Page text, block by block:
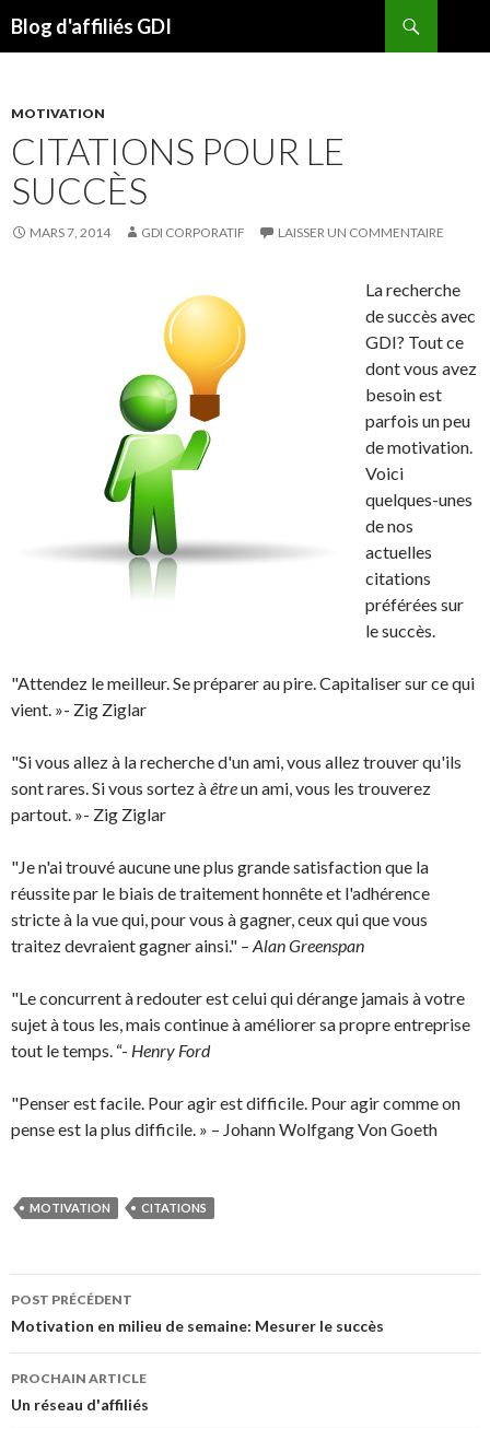
Blog d'affiliés GDI
MOTIVATION
CITATIONS POUR LE
SUCCÈS
MARS 7, 2014 GDI CORPORATIF LAISSER UN COMMENTAIRE
La recherche
de succès avec
GDI? Tout ce
dont vous avez
besoin est
parfois un peu
de motivation.
Voici
quelques-unes
de nos
actuelles
citations
préférées sur
le succès.
"Attendez le meilleur. Se préparer au pire. Capitaliser sur ce qui
vient. »- Zig Ziglar
"Si vous allez à la recherche d'un ami, vous allez trouver qu'ils
sont rares. Si vous sortez àêtreun ami, vous les trouverez
partout. »- Zig Ziglar
"Je n'ai trouvé aucune une plus grande satisfaction que la
réussite par le biais de traitement honnête et l'adhérence
stricte à la vue qui, pour vous à gagner, ceux qui que vous
traitez devraient gagner ainsi." – Alan Greenspan
"Le concurrent à redouter est celui qui dérange jamais à votre
sujet à tous les, mais continue à améliorer sa propre entreprise
tout le temps. “- Henry Ford
"Penser est facile. Pour agir est difficile. Pour agir comme on
pense est la plus difficile. » – Johann Wolfgang Von Goeth
MOTIVATION CITATIONS
Navigation
des
articles
POST PRÉCÉDENT
Motivation en milieu de semaine: Mesurer le succès
PROCHAIN ARTICLE
Un réseau d'affiliés